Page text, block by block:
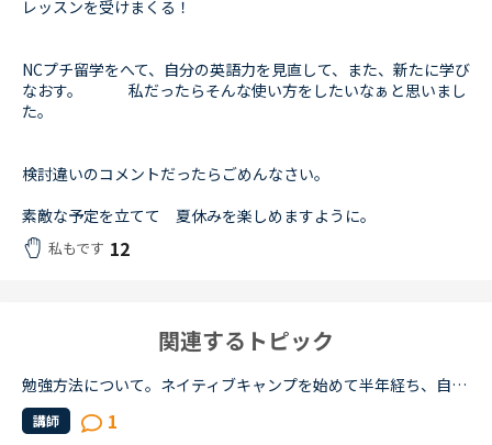
レッスンを受けまくる！
NCプチ留学をへて、自分の英語力を見直して、また、新たに学び
なおす。 私だったらそんな使い方をしたいなぁと思いまし
た。
検討違いのコメントだったらごめんなさい。
素敵な予定を立てて 夏休みを楽しめますように。
私もです 12
関連するトピック
勉強方法について。ネイティブキャンプを始めて半年経ち、自分の話しやすい話題やある程度必要とされる会話は出来るようになりました。日本人講師を含め数人の先生からは君のスキルはgood enough、じゅうぶんコミ...
講師 1